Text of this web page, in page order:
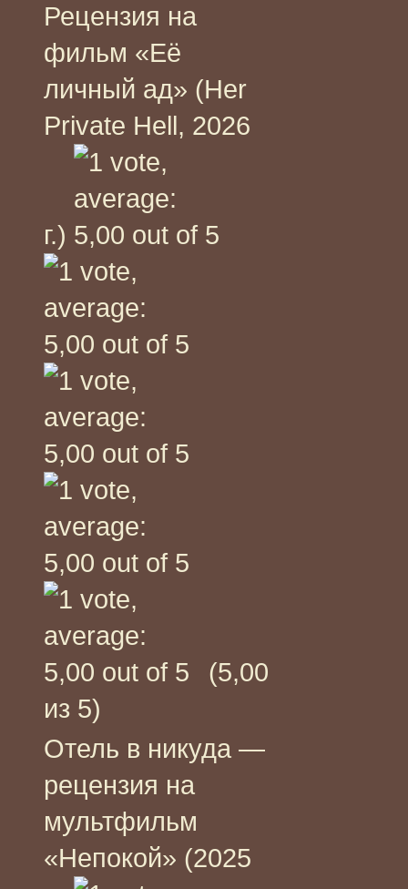
Рецензия на
фильм «Её
личный ад» (Her
Private Hell, 2026
г.)
(5,00
из 5)
Отель в никуда —
рецензия на
мультфильм
«Непокой» (2025